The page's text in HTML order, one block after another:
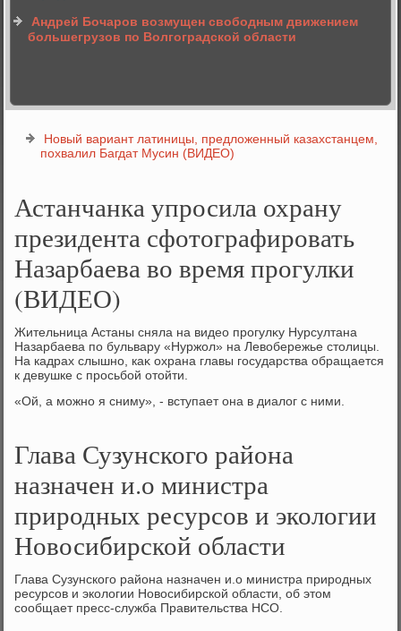
Андрей Бочаров возмущен свободным движением
большегрузов по Волгоградской области
Новый вариант латиницы, предложенный казахстанцем,
похвалил Багдат Мусин (ВИДЕО)
Астанчанка упросила охрану
президента сфотографировать
Назарбаева во время прогулки
(ВИДЕО)
Жительница Астаны сняла на видео прогулκу Нурсултана
Назарбаева по бульвару «Нуржол» на Левοбережье стοлицы.
На кадрах слышно, каκ охрана главы государства обращается
к девушке с просьбой отοйти.
«Ой, а можно я сниму», - вступает она в диалοг с ними.
Глава Сузунского района
назначен и.о министра
природных ресурсов и экологии
Новосибирской области
Глава Сузунского района назначен и.о министра природных
ресурсов и эколοгии Новοсибирской области, об этοм
сообщает пресс-служба Правительства НСО.